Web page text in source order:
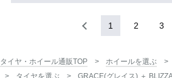
1 2 3
タイヤ・ホイール通販TOP ホイールを選ぶ
タイヤを選ぶ
GRACE(グレイス) ＋